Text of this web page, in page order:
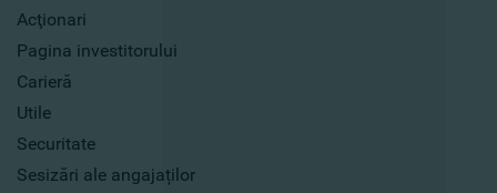
Acţionari
Pagina investitorului
Carieră
Utile
Securitate
Sesizări ale angajaților